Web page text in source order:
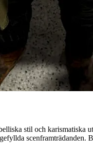
stil och karismatiska
scenframträdanden.